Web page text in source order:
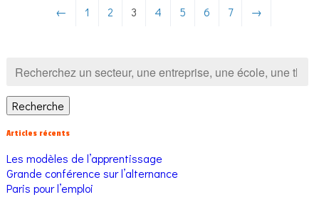
← 1 2 3 4 5 6 7 →
Recherche
Articles récents
Les modèles de l’apprentissage
Grande conférence sur l’alternance
Paris pour l’emploi